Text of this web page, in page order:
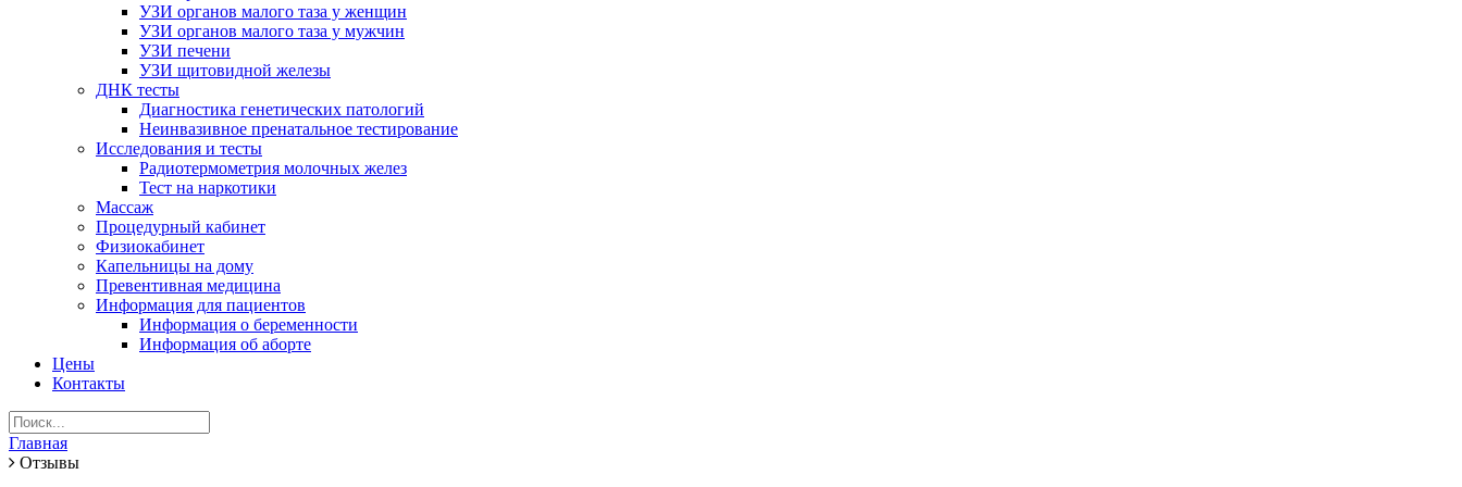
УЗИ органов малого таза у женщин
УЗИ органов малого таза у мужчин
УЗИ печени
УЗИ щитовидной железы
ДНК тесты
Диагностика генетических патологий
Неинвазивное пренатальное тестирование
Исследования и тесты
Радиотермометрия молочных желез
Тест на наркотики
Массаж
Процедурный кабинет
Физиокабинет
Капельницы на дому
Превентивная медицина
Информация для пациентов
Информация о беременности
Информация об аборте
Цены
Контакты
Главная
Отзывы